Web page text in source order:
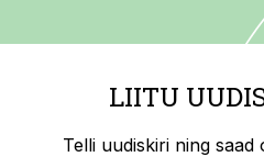
LIITU
Telli uudiskiri ning saad